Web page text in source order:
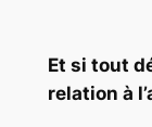
Et si tout
relation à